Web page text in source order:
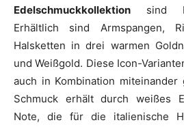
Edelschmuckkollektion sind
Erhältlich sind Armspangen,
Halsketten in drei warmen
und Weißgold. Diese Icon-
auch in Kombination
Schmuck erhält durch weißes
Note, die für die italienische